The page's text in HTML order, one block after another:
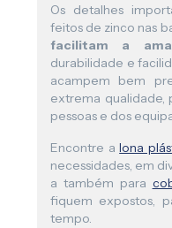
Os detalhes
feitos de zinco nas
facilitam a
durabilidade e
acampem bem
extrema qualidade,
pessoas e dos
Encontre alona
necessidades, em
a também para
fiquem expostos,
tempo.